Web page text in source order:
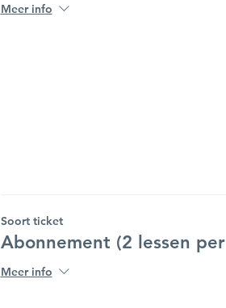
Meer info
Soort ticket
Abonnement (2 lessen
Meer info